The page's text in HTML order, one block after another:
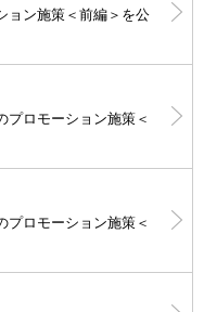
ョン施策＜前編＞を公
プロモーション施策＜
プロモーション施策＜